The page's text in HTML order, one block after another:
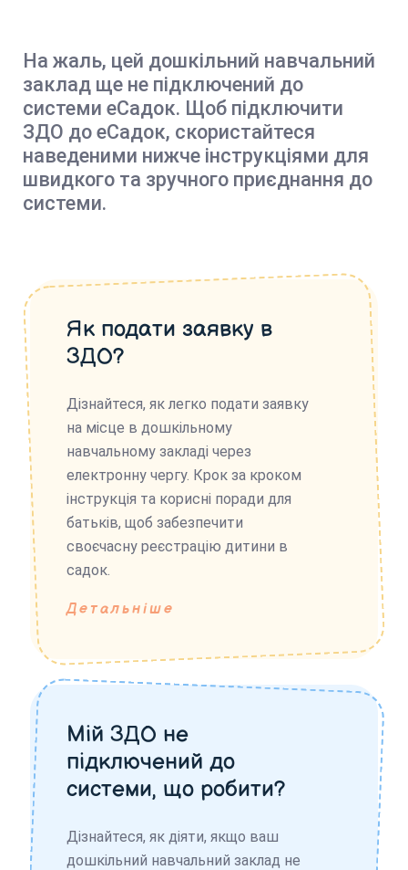
На жаль, цей дошкільний навчальний
заклад ще не підключений до
системи еСадок. Щоб підключити
ЗДО до еСадок, скористайтеся
наведеними нижче інструкціями для
швидкого та зручного приєднання до
системи.
Як подати заявку в
ЗДО?
Дізнайтеся, як легко подати заявку
на місце в дошкільному
навчальному закладі через
електронну чергу. Крок за кроком
інструкція та корисні поради для
батьків, щоб забезпечити
своєчасну реєстрацію дитини в
садок.
Детальніше
Мій ЗДО не
підключений до
системи, що робити?
Дізнайтеся, як діяти, якщо ваш
дошкільний навчальний заклад не